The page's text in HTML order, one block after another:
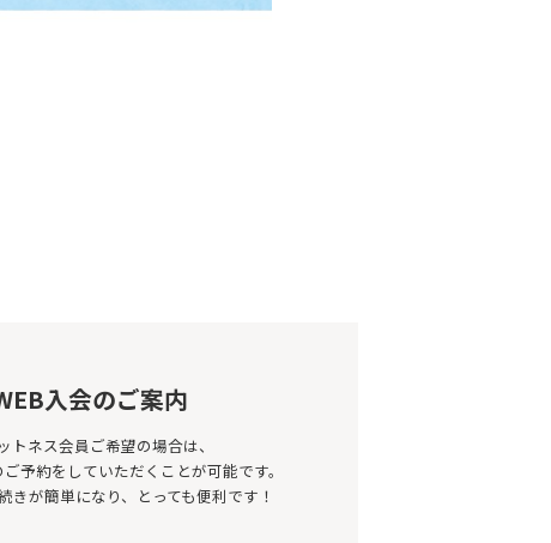
入会のご案内
トネス会員ご希望の場合は、
予約をしていただくことが可能です。
きが簡単になり、とっても便利です！